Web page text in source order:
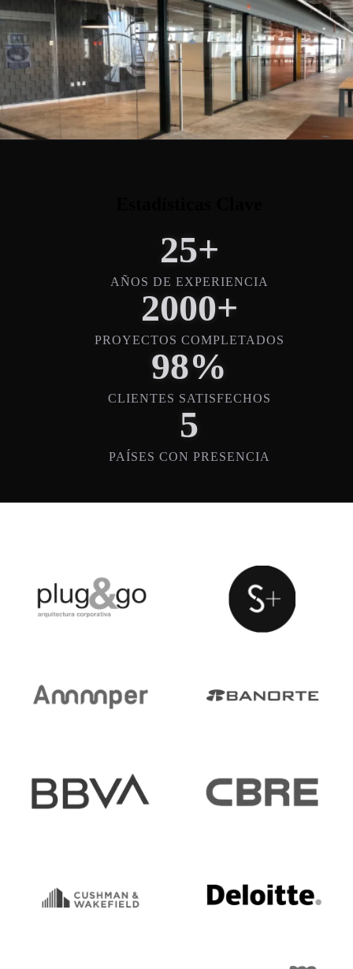
25+
AÑOS DE EXPERIENCIA
2000+
PROYECTOS COMPLETADOS
98%
CLIENTES SATISFECHOS
5
PAÍSES CON PRESENCIA